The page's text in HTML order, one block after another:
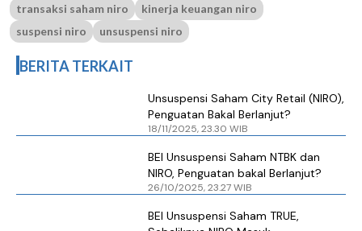
transaksi saham niro
kinerja keuangan niro
suspensi niro
unsuspensi niro
BERITA TERKAIT
Unsuspensi Saham City Retail (NIRO),
Penguatan Bakal Berlanjut?
18/11/2025, 23.30 WIB
BEI Unsuspensi Saham NTBK dan
NIRO, Penguatan bakal Berlanjut?
26/10/2025, 23.27 WIB
BEI Unsuspensi Saham TRUE,